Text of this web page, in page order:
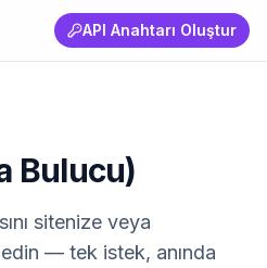
API Anahtarı Oluştur
Bulucu)
sitenize veya
— tek istek, anında